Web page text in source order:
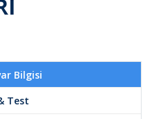
Bilgisi
Test